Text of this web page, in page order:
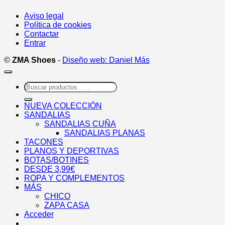
Aviso legal
Política de cookies
Contactar
Entrar
© ZMA Shoes - Diseño web: Daniel Más
Buscar
por:
NUEVA COLECCIÓN
SANDALIAS
SANDALIAS CUÑA
SANDALIAS PLANAS
TACONES
PLANOS Y DEPORTIVAS
BOTAS/BOTINES
DESDE 3,99€
ROPA Y COMPLEMENTOS
MÁS
CHICO
ZAPA CASA
Acceder